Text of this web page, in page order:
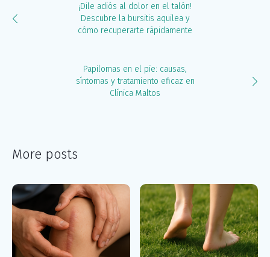
¡Dile adiós al dolor en el talón!
Descubre la bursitis aquilea y
cómo recuperarte rápidamente
Papilomas en el pie: causas,
síntomas y tratamiento eficaz en
Clínica Maltos
More posts